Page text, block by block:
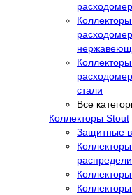
стали
Все
Коллекторы Stout
Защитные